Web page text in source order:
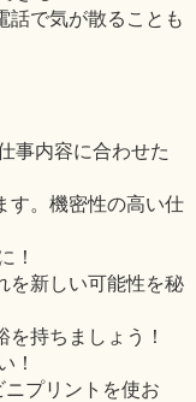
話で気が散ることも
事内容に合わせた
す。機密性の高い仕
！
を新しい可能性を秘
持ちましょう！
！
プリントを使お